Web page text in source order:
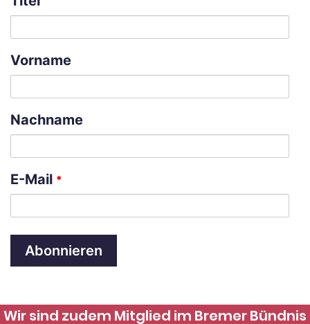
Vorname
Nachname
E-Mail *
l
Wir sind zudem Mitglied im Bremer Bündnis